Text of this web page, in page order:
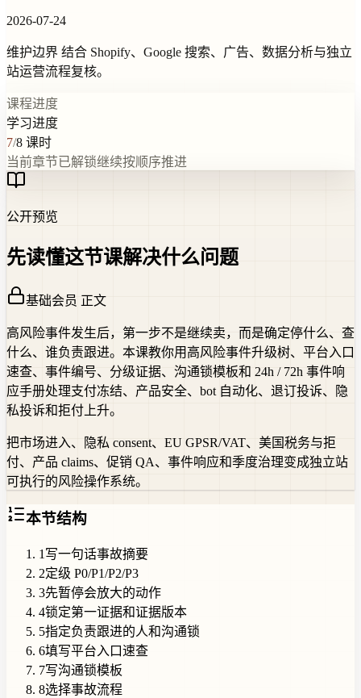
2026-07-24
维护边界 结合 Shopify、Google 搜索、广告、数据分析与独立
站运营流程复核。
课程进度
学习进度
7/8 课时
当前章节已解锁继续按顺序推进
公开预览
先读懂这节课解决什么问题
基础会员 正文
高风险事件发生后，第一步不是继续卖，而是确定停什么、查
什么、谁负责跟进。本课教你用高风险事件升级树、平台入口
速查、事件编号、分级证据、沟通锁模板和 24h / 72h 事件响
应手册处理支付冻结、产品安全、bot 自动化、退订投诉、隐
私投诉和拒付上升。
把市场进入、隐私 consent、EU GPSR/VAT、美国税务与拒
付、产品 claims、促销 QA、事件响应和季度治理变成独立站
可执行的风险操作系统。
本节结构
1 写一句话事故摘要
2定级 P0/P1/P2/P3
3先暂停会放大的动作
4锁定第一证据和证据版本
5指定负责跟进的人和沟通锁
6填写平台入口速查
7写沟通锁模板
8选择事故流程